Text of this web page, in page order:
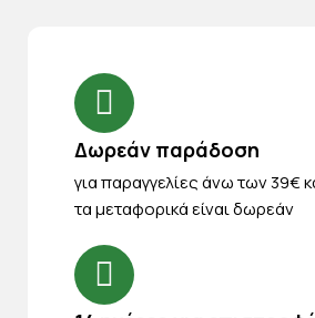
Δωρεάν παράδοση
για παραγγελίες άνω των 39€
τα μεταφορικά είναι δωρεάν